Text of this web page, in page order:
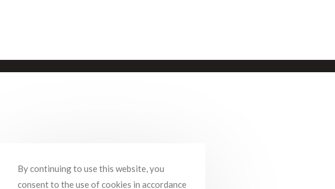
By continuing to use this website, you
consent to the use of cookies in accordance